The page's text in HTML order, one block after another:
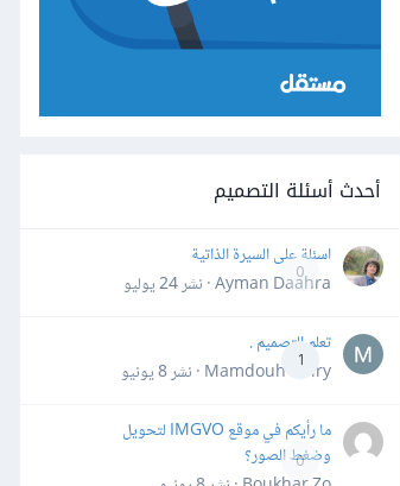
أحدث أسئلة التصميم
0
اسئلة على السيرة الذاتية
Ayman Daahra · نشر
24 يوليو
1
تعلم التصميم .
Mamdouh Khiry · نشر
8 يونيو
0
ما رأيكم في موقع IMGVO لتحويل
وضغط الصور؟